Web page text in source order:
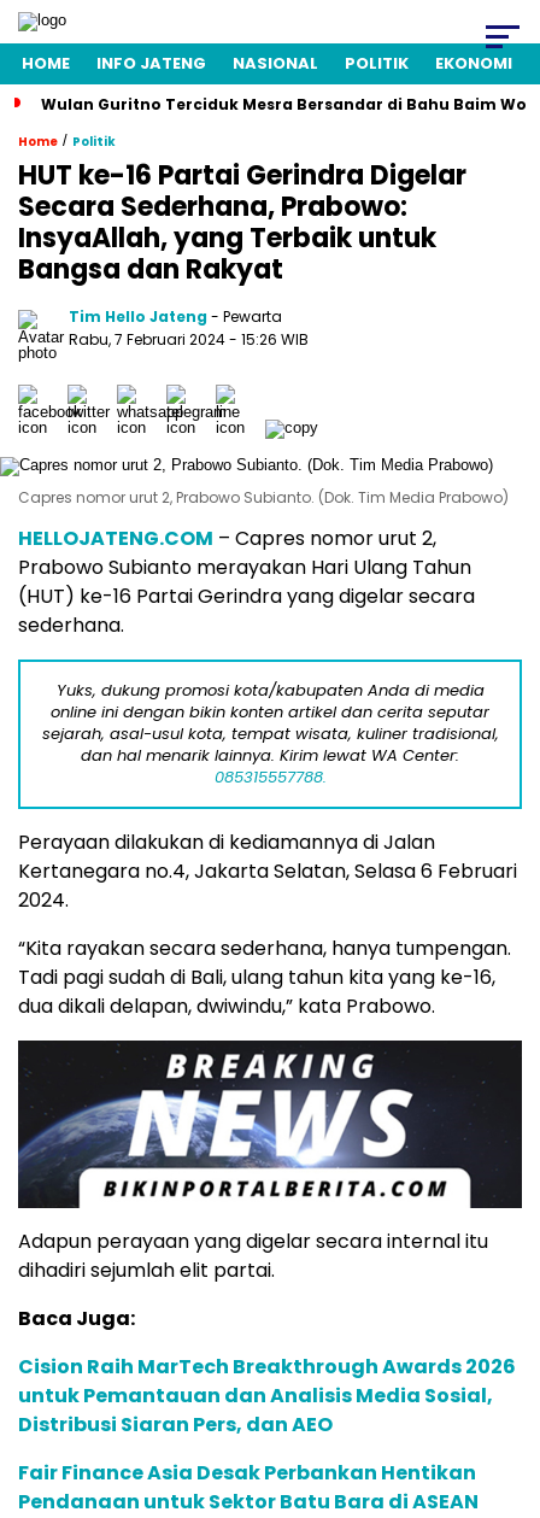
HOME INFO JATENG NASIONAL POLITIK EKONOMI
Wulan Guritno Terciduk Mesra Bersandar di Bahu Baim
Home / Politik
HUT ke-16 Partai Gerindra Digelar
Secara Sederhana, Prabowo:
InsyaAllah, yang Terbaik untuk
Bangsa dan Rakyat
Tim Hello Jateng- Pewarta
Rabu, 7 Februari 2024- 15:26 WIB
Capres nomor urut 2, Prabowo Subianto. (Dok. Tim Media Prabowo)
HELLOJATENG.COM – Capres nomor urut 2,
Prabowo Subianto merayakan Hari Ulang Tahun
(HUT) ke-16 Partai Gerindra yang digelar secara
sederhana.
Yuks, dukung promosi kota/kabupaten Anda di media
online ini dengan bikin konten artikel dan cerita seputar
sejarah, asal-usul kota, tempat wisata, kuliner tradisional,
dan hal menarik lainnya. Kirim lewat WA Center:
085315557788.
Perayaan dilakukan di kediamannya di Jalan
Kertanegara no.4, Jakarta Selatan, Selasa 6 Februari
2024.
“Kita rayakan secara sederhana, hanya tumpengan.
Tadi pagi sudah di Bali, ulang tahun kita yang ke-16,
dua dikali delapan, dwiwindu,” kata Prabowo.
Adapun perayaan yang digelar secara internal itu
dihadiri sejumlah elit partai.
Baca Juga:
Cision Raih MarTech Breakthrough Awards 2026
untuk Pemantauan dan Analisis Media Sosial,
Distribusi Siaran Pers, dan AEO
Fair Finance Asia Desak Perbankan Hentikan
Pendanaan untuk Sektor Batu Bara di ASEAN